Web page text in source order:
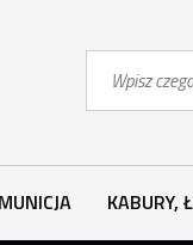
KABURY,